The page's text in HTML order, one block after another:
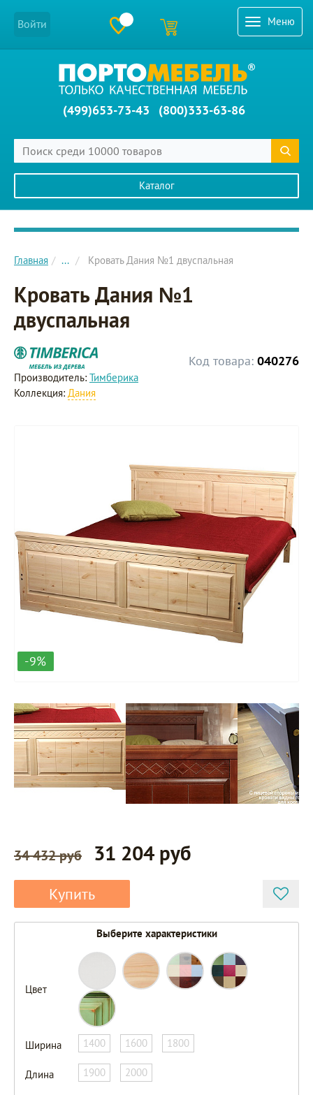
Меню
Войти
(499)653-73-43 (800)333-63-86
Каталог
Главное меню сайта
Главная ... Кровать Дания №1 двуспальная
Кровать Дания №1
двуспальная
Код товара: 040276
Производитель: Тимберика
Коллекция: Дания
-9%
34 432 руб 31 204 руб
Купить
Выберите характеристики
Цвет
Ширина 1400 1600 1800
Длина 1900 2000